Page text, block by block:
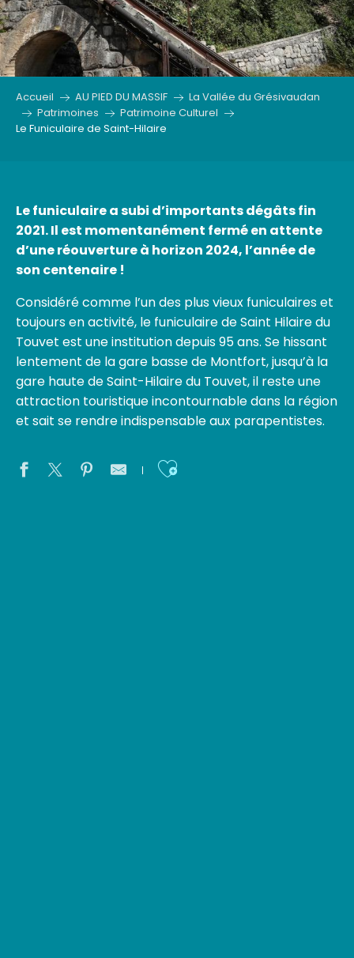
Accueil AU PIED DU MASSIF
La Vallée du Grésivaudan
Patrimoines
Patrimoine Culturel
Le Funiculaire de Saint-Hilaire
Le funiculaire a subi d’importants dégâts fin
2021. Il est momentanément fermé en attente
d’une réouverture à horizon 2024, l’année de
son centenaire !
Considéré comme l’un des plus vieux funiculaires et
toujours en activité, le funiculaire de Saint Hilaire du
Touvet est une institution depuis 95 ans. Se hissant
lentement de la gare basse de Montfort, jusqu’à la
gare haute de Saint-Hilaire du Touvet, il reste une
attraction touristique incontournable dans la région
et sait se rendre indispensable aux parapentistes.
Ajouter aux favoris